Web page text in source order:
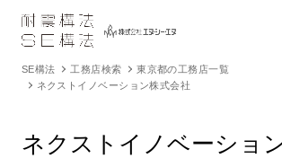
SE構法 工務店検索
東京都の工務店一覧
ネクストイノベーション株式会社
ネクストイノベーショ